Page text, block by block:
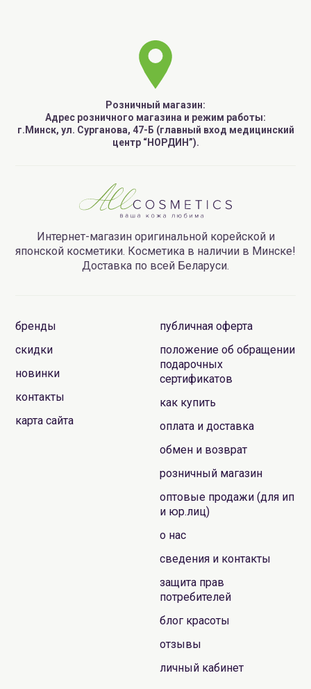
WELCOS Confume Маска для волос с аргановым
WELCOS Confume ARGAN Аргановое масло
Серия / Выпуск:Декабрь 2020 №13 *ограниченное
количество в выпуске.
Розничный магазин:
Адрес розничного магазина и режим работы:
г.Минск, ул. Сурганова, 47-Б (главный вход медицинский
центр “НОРДИН”).
Интернет-магазин оригинальной корейской и
японской косметики. Косметика в наличии в Минске!
Доставка по всей Беларуси.
бренды
скидки
новинки
контакты
карта сайта
публичная оферта
положение об обращении
подарочных
сертификатов
как купить
оплата и доставка
обмен и возврат
розничный магазин
оптовые продажи (для ип
и юр.лиц)
о нас
сведения и контакты
защита прав
потребителей
блог красоты
отзывы
личный кабинет